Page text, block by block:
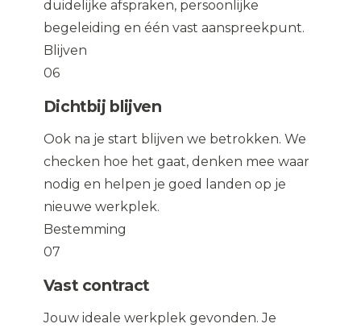
duidelijke afspraken, persoonlijke
begeleiding en één vast aanspreekpunt.
Blijven
06
Dichtbij blijven
Ook na je start blijven we betrokken. We
checken hoe het gaat, denken mee waar
nodig en helpen je goed landen op je
nieuwe werkplek.
Bestemming
07
Vast contract
Jouw ideale werkplek gevonden. Je